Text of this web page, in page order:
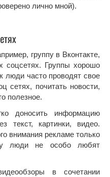
лично мной).
группу в Вконтакте,
соцсетях. Группы хорошо
люди часто проводят свое
сетях, почитать новости,
полезное.
доносить информацию
текст, картинки, видео.
внимания рекламе только
люди не особо любят
в сочетании